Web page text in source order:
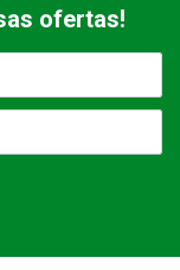
ofertas!